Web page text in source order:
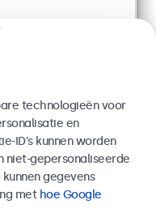
technologieën voor
en
ID’s kunnen worden
niet-gepersonaliseerde
gegevens
met hoe Google